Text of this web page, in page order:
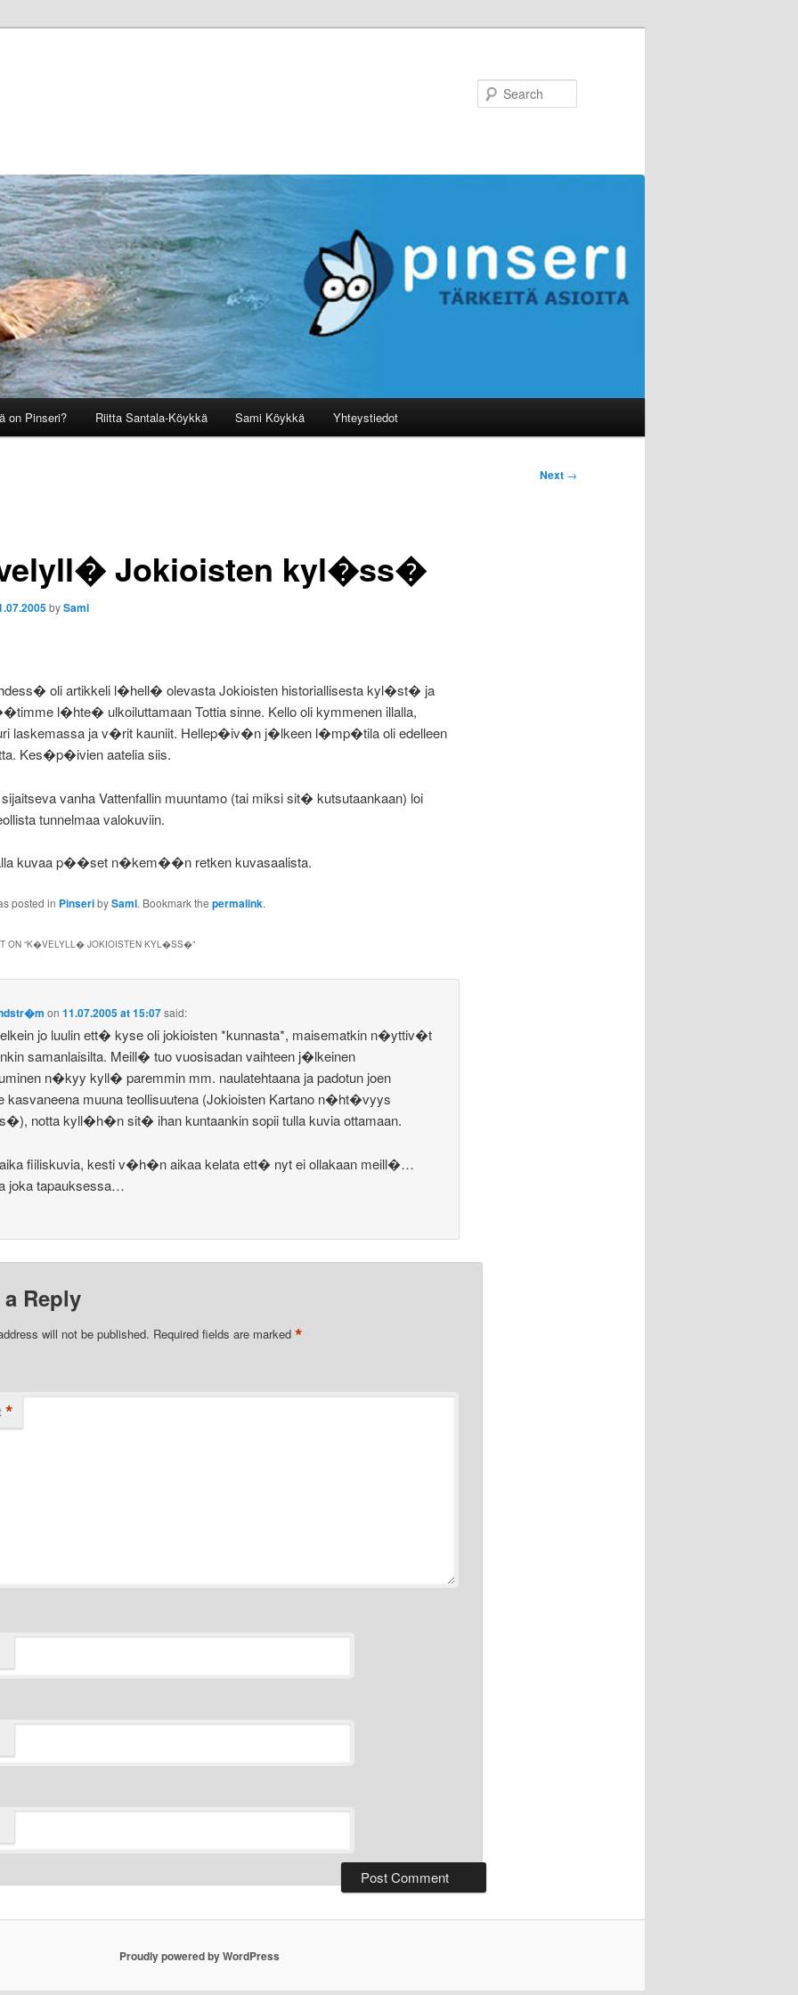
on Pinseri? Riitta Santala-Köykkä Sami Köykkä Yhteystiedot
Next →
Jokioisten kyl�ss�
bySami
oli artikkeli l�hell� olevasta Jokioisten historiallisesta kyl�st� ja
l�hte� ulkoiluttamaan Tottia sinne. Kello oli kymmenen illalla,
laskemassa ja v�rit kauniit. Hellep�iv�n j�lkeen l�mp�tila oli edelleen
Kes�p�ivien aatelia siis.
vanha Vattenfallin muuntamo (tai miksi sit� kutsutaankaan) loi
tunnelmaa valokuviin.
kuvaa p��set n�kem��n retken kuvasaalista.
posted in PinseribySami. Bookmark the permalink.
ON “K�VELYLL� JOKIOISTEN KYL�SS�”
on11.07.2005 at 15:07said:
jo luulin ett� kyse oli jokioisten *kunnasta*, maisematkin n�yttiv�t
samanlaisilta. Meill� tuo vuosisadan vaihteen j�lkeinen
n�kyy kyll� paremmin mm. naulatehtaana ja padotun joen
kasvaneena muuna teollisuutena (Jokioisten Kartano n�ht�vyys
notta kyll�h�n sit� ihan kuntaankin sopii tulla kuvia ottamaan.
fiiliskuvia, kesti v�h�n aikaa kelata ett� nyt ei ollakaan meill�…
joka tapauksessa…
a Reply
will not be published. Required fields are marked *
*
Proudly powered by WordPress